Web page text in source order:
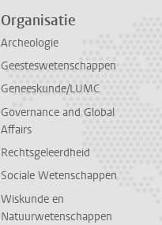
Organisatie
Archeologie
Geesteswetenschappen
Geneeskunde/LUMC
Governance and Global
Affairs
Rechtsgeleerdheid
Sociale Wetenschappen
Wiskunde en
Natuurwetenschappen